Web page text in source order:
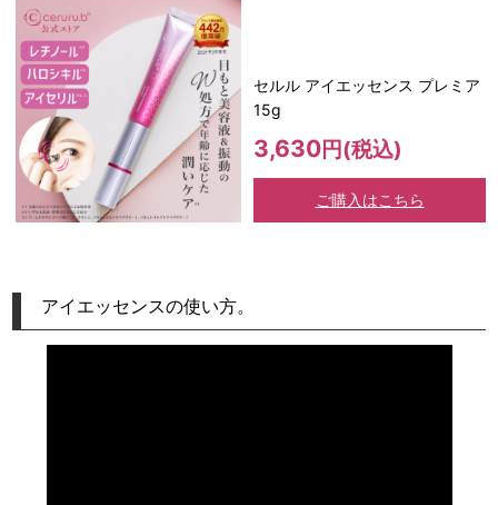
セルル アイエッセンス プレミア
15g
3,630円(税込)
ご購入はこちら
アイエッセンスの使い方。